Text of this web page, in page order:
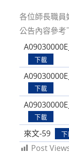
各位師長職員
公告內容參考
下載
下載
下載
來文-59
Post